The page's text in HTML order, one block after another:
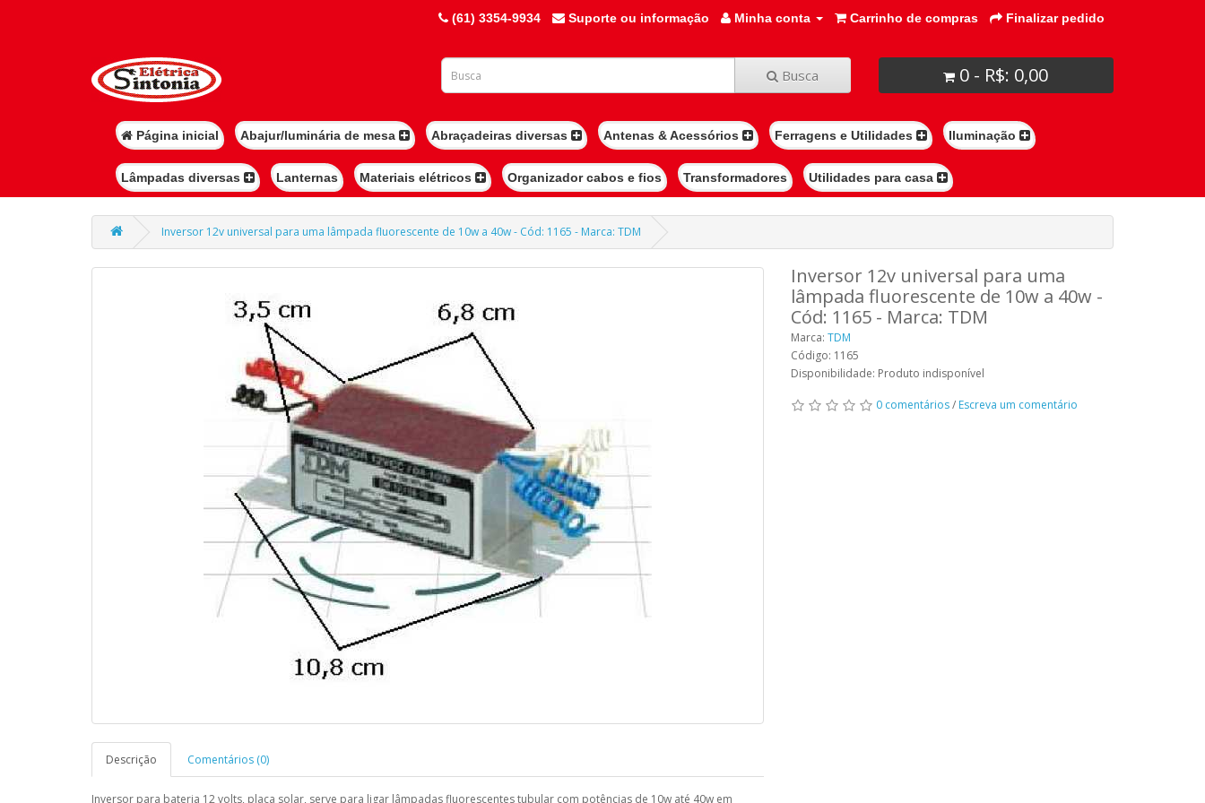
(61) 3354-9934 Suporte ou informação Minha conta Carrinho de compras Finalizar pedido
Busca 0 - R$: 0,00
Página inicial Abajur/luminária de mesa Abraçadeiras diversas Antenas & Acessórios Ferragens e Utilidades Iluminação
Lâmpadas diversas Lanternas Materiais elétricos Organizador cabos e fios Transformadores Utilidades para casa
Inversor 12v universal para uma lâmpada fluorescente de 10w a 40w - Cód: 1165 - Marca: TDM
Descrição Comentários (0)
Inversor para bateria 12 volts, placa solar, serve para ligar lâmpadas fluorescentes tubular com potências de 10w até 40w em
Inversor 12v universal para uma
lâmpada fluorescente de 10w a 40w -
Cód: 1165 - Marca: TDM
Marca: TDM
Código: 1165
Disponibilidade: Produto indisponível
0 comentários/ Escreva um comentário